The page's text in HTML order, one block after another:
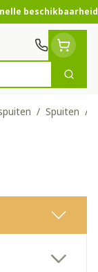
beschikbaarheid
Zoek
/ Spuiten /